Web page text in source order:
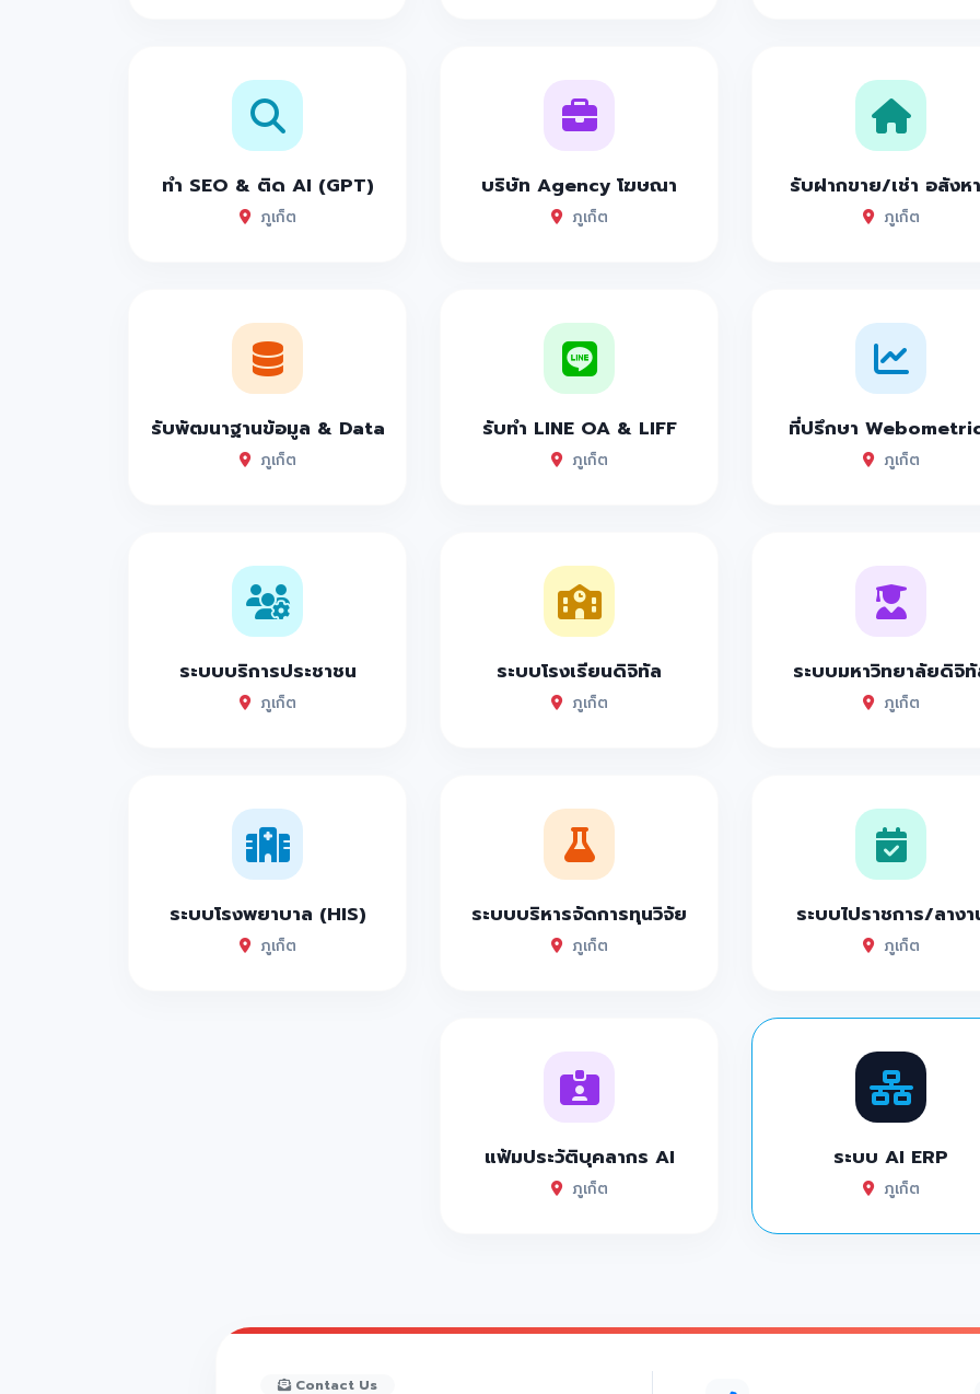
Ajindai Floating Cafe ที่สุดแห่งร้านอาหารสไตล์ฟิวชั่น แห่งภูเก็ต บอกเลยที่นี่มีอาหารหลากหลายมาก
Baikingu บุฟเฟ่ต์ภูเก็ต ที่สุดแห่งบุฟเฟ่ต์อาหารญี่ปุ่น จุดเด่นเลยคือวัตถุดิบดี ราคาถูก ของดีของครบ หัวป
FloraVale Coffee & Pastry คาเฟ่ภูเก็ต จุดเด่นคือมีทั้งเครื่องดื่มและเบเกอรี่แบบจุกๆเต็มตู้
ฮว่ากู่ ติ่มซำ ภูเก็ต อาหารจีนกวางตุ้ง สูตรโบราณ โอ้ยยย ร้านนี้คือดีย์ที่สุดในสามโลก รสชาติทั้งอร่อย ทั้งรา
บางเจี้ยม ติ่มซำ ติ่มซำร้านเด็ดแห่งภูเก็ต ติ่มซำนึ่งสดๆ พร้อมเครื่องดื่มและเมนูมากมายหลากหลาย
Wella cafe เวลาคาเฟ่ คาเฟ่ภูเก็ต ร้านกาแฟ สวยๆมุมถ่ายรูปเพียบ
Number 6 คาเฟ่ภูเก็ตสุดสวยสไตล์มินิมอล มุมเก๋ๆถ่ายรูปเพียบ จุดเช็คอินดาดฟ้า
Marococco คาเฟ่ภูเก็ต แนวสถาปัตยกรรมสไตล์มอรอคโคร่วมสมัย บอกเลยว่าเด็ดมากก
Element cafe by lafayette7 คาเฟ่ภูเก็ตเปิดใหม่ย่านป่าสักบางโจ คุมโทนสไตล์มินิมอล
19 ร้านอาหารเด็ดภูเก็ต 2024 บอกเลยครบทุกสไตล์ ทั้งอาหาร ไทย จีน ญี่ปุ่น ติ่มซำ อาหารพื้นบ้านพื้นเมือง
The Next Plan Phuket ที่พักภูเก็ต สุดสวยพักผ่อนชิวๆ มีสระ
Casa De playa Phuket ที่พักภูเก็ตสุดสวย เงียบสงบส่วนตัว วิวทะเลริมหาด 10/10
The Bay cape yamu ที่พักภูเก็ตติดทะเล วิวหลักล้าน เงียบสงบชิวๆสบายๆ
Patong Sunset Villa Phuket ที่พักสุดสวยวิลล่าริมหาดภูเก็ต ดินเนอร์ชมพระอาทิตย์ตกฟินๆ
Four Point Phuket ที่พักสุดสวยภูเก็ต ริมหาดป่าตอง วิวหลักล้าน ออกแบบสถาปัตยกรรมไม่เหมือนใคร
Andaman Seaview Phuket ที่พักภูเก็ตสุดสวย วิลล่าเด็ด
The Sis Kata Phuket ที่พักภูเก็ตดีไซน์โมเดิร์น สระว่ายน้ำลอยฟ้าบนเขา วิวทะเลสุดปัง
Kata Thani Phuket Beach resort ที่พักภูเก็ตสุดสวยริมทะเลหาดกะตะ หาดสวยน้ำใสมวาก
Avista Grande Phuket Karon ที่พักภูเก็ตออกแบบมีสไตล์ ด้วยสถาปัตยกรรมเมืองเก่าภูเก็ต
35 คาเฟ่ภูเก็ต 2021 ใหม่ๆสวยๆ มินิมอล ทะเล ภูเขา ร้านกาแฟเด็ดๆ
Sea Calm cafe&bistro สายคาเฟ่ห้ามพลาด อาหารอร่อย ร้านน่ารักๆตกแต่งสไตล์ฝรั่งเศสถ่ายรูปกันเพลิ
ทำ SEO & ติด AI (GPT)
ภูเก็ต
บริษัท Agency โฆษณา
ภูเก็ต
รับฝากขาย/เช่า อสังห
ภูเก็ต
รับพัฒนาฐานข้อมูล & Data
ภูเก็ต
รับทำ LINE OA & LIFF
ภูเก็ต
ที่ปรึกษา
ภูเก็ต
ระบบบริการประชาชน
ภูเก็ต
ระบบโรงเรียนดิจิทัล
ภูเก็ต
ระบบมหาวิทยาลัยดิจิ
ภูเก็ต
ระบบโรงพยาบาล (HIS)
ภูเก็ต
ระบบบริหารจัดการทุนวิจัย
ภูเก็ต
ระบบไปราชการ/ลางา
ภูเก็ต
แฟ้มประวัติบุคลากร AI
ภูเก็ต
ระบบ AI ERP
ภูเก็ต
Contact Us